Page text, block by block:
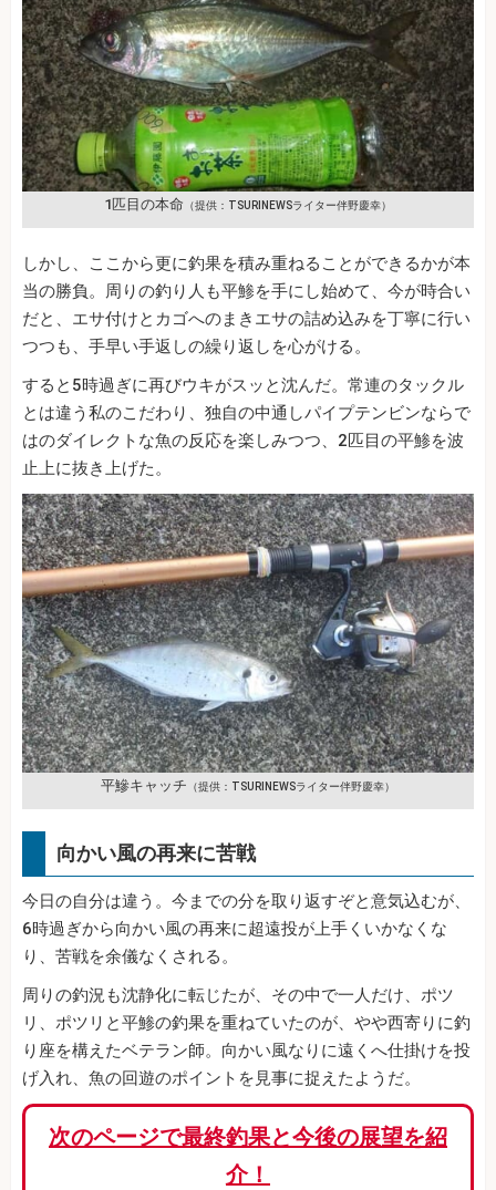
1匹目の本命 （提供：TSURINEWSライター伴野慶幸）
しかし、ここから更に釣果を積み重ねることができるかが本
当の勝負。周りの釣り人も平鯵を手にし始めて、今が時合い
だと、エサ付けとカゴへのまきエサの詰め込みを丁寧に行い
つつも、手早い手返しの繰り返しを心がける。
すると5時過ぎに再びウキがスッと沈んだ。常連のタックル
とは違う私のこだわり、独自の中通しパイプテンビンならで
はのダイレクトな魚の反応を楽しみつつ、2匹目の平鯵を波
止上に抜き上げた。
平鰺キャッチ （提供：TSURINEWSライター伴野慶幸）
向かい風の再来に苦戦
今日の自分は違う。今までの分を取り返すぞと意気込むが、
6時過ぎから向かい風の再来に超遠投が上手くいかなくな
り、苦戦を余儀なくされる。
周りの釣況も沈静化に転じたが、その中で一人だけ、ポツ
リ、ポツリと平鯵の釣果を重ねていたのが、やや西寄りに釣
り座を構えたベテラン師。向かい風なりに遠くへ仕掛けを投
げ入れ、魚の回遊のポイントを見事に捉えたようだ。
次のページで最終釣果と今後の展望を紹
介！